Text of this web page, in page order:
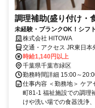
調理補助(盛り付け・
未経験・ブランクOK！シフ
株式会社 HITOWA
交通・アクセス JR東日本
分
時給1,140円以上
千葉県千葉市緑区
勤務時間詳細 15:00～
仕事内容 ＜勤務地＞ ケ
町81-1 福祉施設での調理
けや洗い場での食器洗浄